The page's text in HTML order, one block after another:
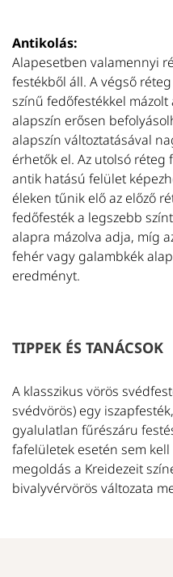
Antikolás:
Alapesetben valamennyi
festékből áll. A végső
színű fedőfestékkel
alapszín erősen
alapszín változtatásával
érhetők el. Az utolsó réteg
antik hatású felület
éleken tűnik elő az előző
fedőfesték a legszebb
alapra mázolva adja, míg
fehér vagy galambkék
eredményt.
TIPPEK ÉS TANÁCSOK
A klasszikus vörös
svédvörös) egy
gyalulatlan fűrészáru
fafelületek esetén sem
megoldás a Kreidezeit
bivalyvérvörös változata